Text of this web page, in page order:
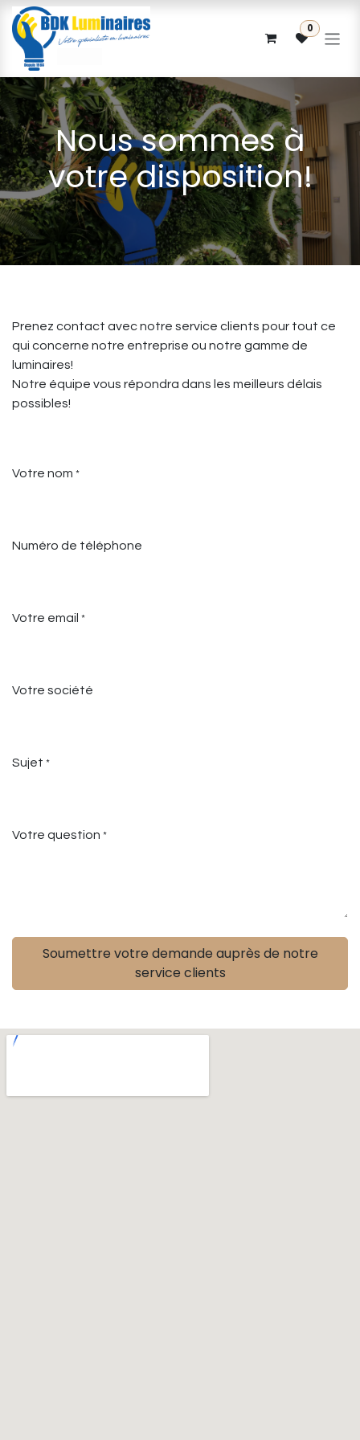
Se rendre au contenu
0
Nous sommes à
votre disposition!
Prenez contact avec notre service clients pour tout ce
qui concerne notre entreprise ou notre gamme de
luminaires!
Notre équipe vous répondra dans les meilleurs délais
possibles!
Votre nom *
Numéro de téléphone
Votre email *
Votre société
Sujet *
Votre question *
Soumettre votre demande auprès de notre
service clients